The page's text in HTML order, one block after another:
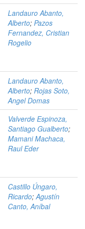
Landauro Abanto,
Alberto; Pazos
Fernandez, Cristian
Rogelio
Landauro Abanto,
Alberto; Rojas Soto,
Angel Domas
Valverde Espinoza,
Santiago Gualberto;
Mamani Machaca,
Raul Eder
Castillo Úngaro,
Ricardo; Agustín
Canto, Aníbal